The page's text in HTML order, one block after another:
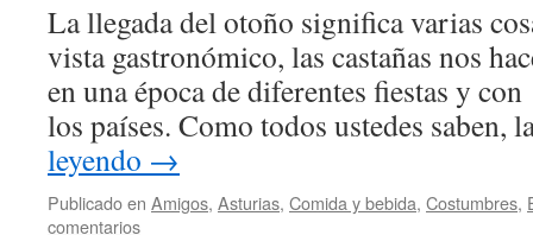
La llegada del otoño significa varias
vista gastronómico, las castañas nos
en una época de diferentes fiestas y
los países. Como todos ustedes saben,
leyendo →
Publicado en Amigos, Asturias, Comida y bebida, Costumbres,
comentarios